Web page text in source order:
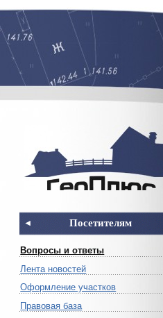
Посетителям
Вопросы и ответы
Лента новостей
Оформление участков
Правовая база